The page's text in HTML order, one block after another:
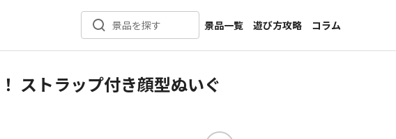
景品を探す
景品一覧
新着景品
カテゴリ一覧
遊び方攻略
コラム
インタビュー
ストラップ付き顔型ぬいぐ